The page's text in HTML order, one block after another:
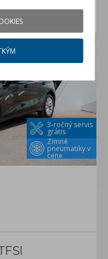
Zimné
pneumatiky v
cene
3-ročný servis
grátis